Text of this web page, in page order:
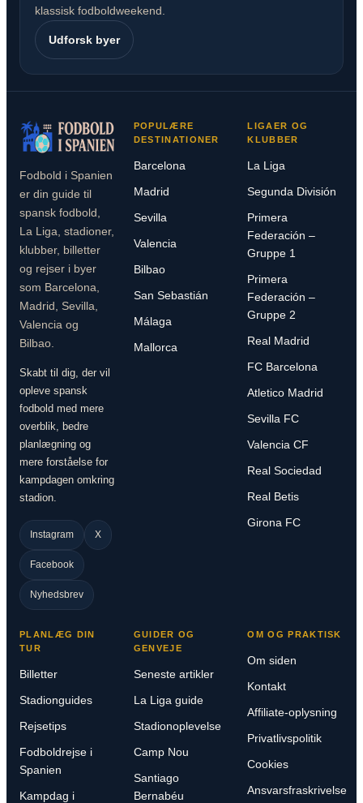
klassisk fodboldweekend.
Udforsk byer
Fodbold i Spanien
er din guide til
spansk fodbold,
La Liga, stadioner,
klubber, billetter
og rejser i byer
som Barcelona,
Madrid, Sevilla,
Valencia og
Bilbao.
Skabt til dig, der vil
opleve spansk
fodbold med mere
overblik, bedre
planlægning og
mere forståelse for
kampdagen omkring
stadion.
Instagram X
Facebook
Nyhedsbrev
POPULÆRE
DESTINATIONER
Barcelona
Madrid
Sevilla
Valencia
Bilbao
San Sebastián
Málaga
Mallorca
LIGAER OG
KLUBBER
La Liga
Segunda División
Primera
Federación –
Gruppe 1
Primera
Federación –
Gruppe 2
Real Madrid
FC Barcelona
Atletico Madrid
Sevilla FC
Valencia CF
Real Sociedad
Real Betis
Girona FC
PLANLÆG DIN
TUR
Billetter
Stadionguides
Rejsetips
Fodboldrejse i
Spanien
Kampdag i
GUIDER OG
GENVEJE
Seneste artikler
La Liga guide
Stadionoplevelse
Camp Nou
Santiago
Bernabéu
OM OG PRAKTISK
Om siden
Kontakt
Affiliate-oplysning
Privatlivspolitik
Cookies
Ansvarsfraskrivelse